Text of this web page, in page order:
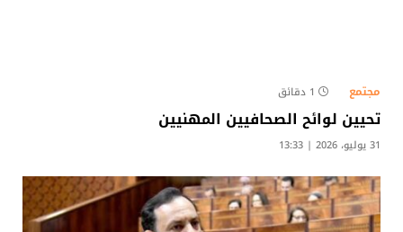
مجتمع 1 دقائق
تحيين لوائح الصحافيين المهنيين
31 يوليو، 2026 | 13:33